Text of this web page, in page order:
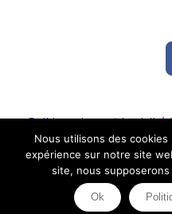
Politique de confidentialité/
Nous utilisons des
expérience sur notre site
site, nous
Ok